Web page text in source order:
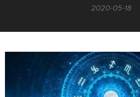
2020-05-18